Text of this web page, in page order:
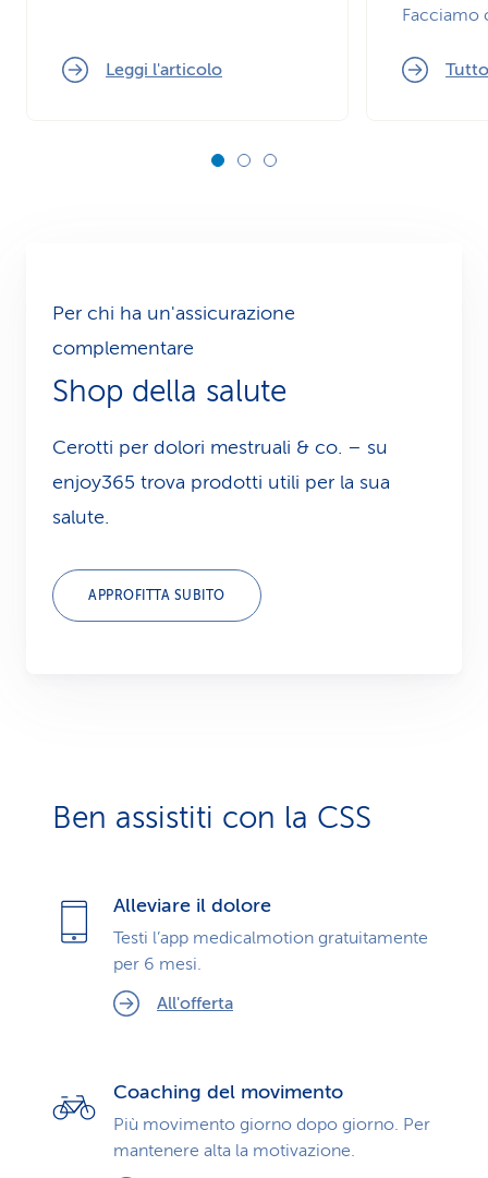
Leggi l'articolo
Facciamo
Per chi ha un'assicurazione
complementare
Shop della salute
Cerotti per dolori mestruali & co. – su
enjoy365 trova prodotti utili per la sua
salute.
APPROFITTA SUBITO
Ben assistiti con la CSS
Alleviare il dolore
Testi l’app medicalmotion gratuitamente
per 6 mesi.
All'offerta
Coaching del movimento
Più movimento giorno dopo giorno. Per
mantenere alta la motivazione.